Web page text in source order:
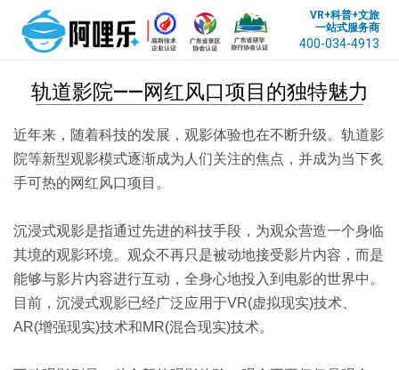
VR+科普+文旅
一站式服务商
400-034-4913
轨道影院——网红风口项目的独特魅力
近年来，随着科技的发展，观影体验也在不断升级。轨道影
院等新型观影模式逐渐成为人们关注的焦点，并成为当下炙
手可热的网红风口项目。
沉浸式观影是指通过先进的科技手段，为观众营造一个身临
其境的观影环境。观众不再只是被动地接受影片内容，而是
能够与影片内容进行互动，全身心地投入到电影的世界中。
目前，沉浸式观影已经广泛应用于VR(虚拟现实)技术、
AR(增强现实)技术和MR(混合现实)技术。